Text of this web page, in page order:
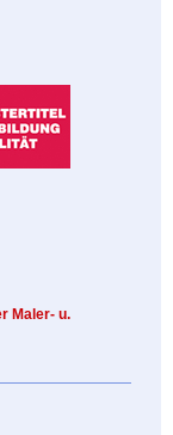
Maler- u.